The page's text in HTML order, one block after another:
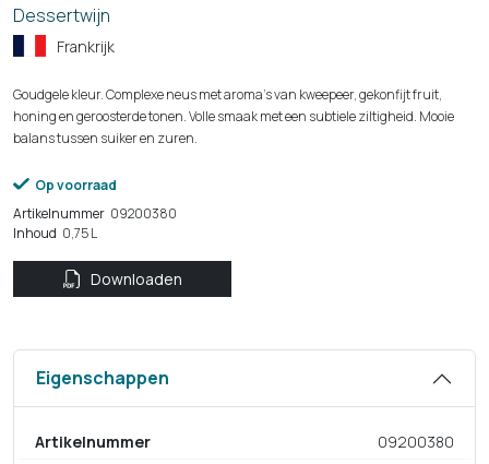
Dessertwijn
Frankrijk
Goudgele kleur. Complexe neus met aroma’s van kweepeer, gekonfijt fruit,
honing en geroosterde tonen. Volle smaak met een subtiele ziltigheid. Mooie
balans tussen suiker en zuren.
Op voorraad
Artikelnummer 09200380
Inhoud 0,75 L
Downloaden
Eigenschappen
Artikelnummer
09200380